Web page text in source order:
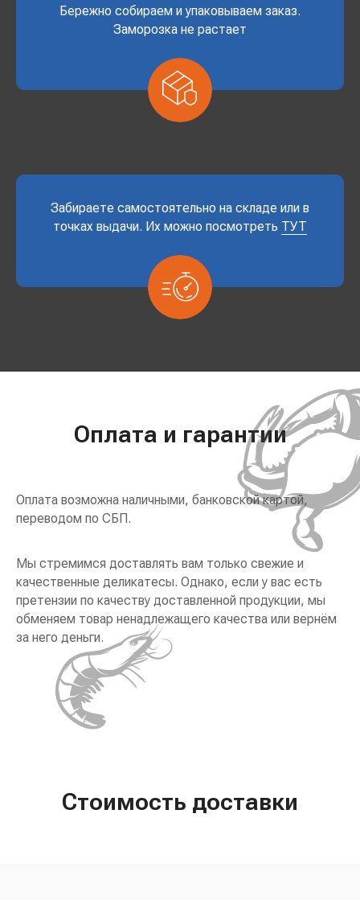
Бережно собираем и упаковываем заказ.
Заморозка не растает
Забираете самостоятельно на складе или в
точках выдачи. Их можно посмотреть ТУТ
Оплата и гарантии
Оплата возможна наличными, банковской картой,
переводом по СБП.
Мы стремимся доставлять вам только свежие и
качественные деликатесы. Однако, если у вас есть
претензии по качеству доставленной продукции, мы
обменяем товар ненадлежащего качества или вернём
за него деньги.
Стоимость доставки